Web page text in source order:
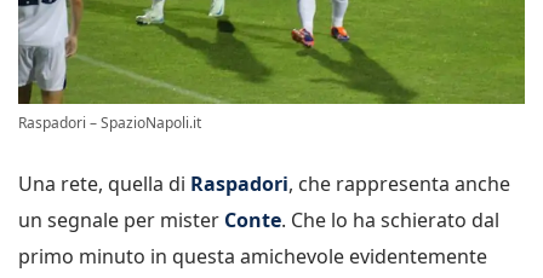
Raspadori – SpazioNapoli.it
Una rete, quella di Raspadori, che rappresenta anche
un segnale per mister Conte. Che lo ha schierato dal
primo minuto in questa amichevole evidentemente